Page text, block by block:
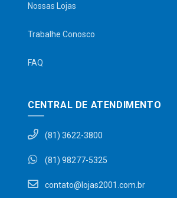
Nossas Lojas
Trabalhe Conosco
FAQ
CENTRAL DE ATENDIMENTO
(81) 3622-3800
(81) 98277-5325
contato@lojas2001.com.br